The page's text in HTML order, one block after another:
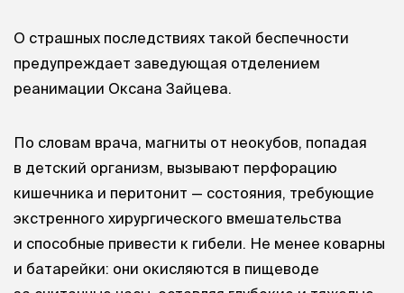
О страшных последствиях такой беспечности
предупреждает заведующая отделением
реанимации Оксана Зайцева.
По словам врача, магниты от неокубов, попадая
в детский организм, вызывают перфорацию
кишечника и перитонит — состояния, требующие
экстренного хирургического вмешательства
и способные привести к гибели. Не менее коварны
и батарейки: они окисляются в пищеводе